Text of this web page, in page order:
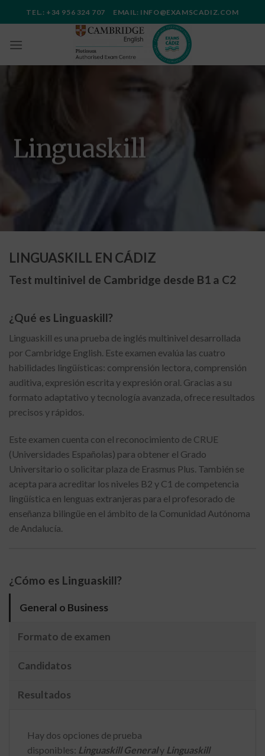
al
TEL.: +34 956 324 707 EMAIL: INFO@EXAMSCADIZ.COM
Linguaskill
LINGUASKILL EN CÁDIZ
Test multinivel de Cambridge desde B1 a C2
¿Qué es Linguaskill?
Linguaskill es una prueba de inglés multinivel desarrollada
por Cambridge English. Este examen evalúa las cuatro
habilidades lingüísticas: comprensión lectora, comprensión
auditiva, expresión escrita y expresión oral. Gracias a su
formato adaptativo y tecnología avanzada, ofrece resultados
precisos y rápidos.
Este examen cuenta con el reconocimiento de CRUE
(Universidades Españolas) para obtener el Grado
Universitario o solicitar plaza de Erasmus Plus. También se
acepta para acreditar los niveles B2 y C1 de competencia
lingüística en lenguas extranjeras para el profesorado de
enseñanza bilingüe en el ámbito de la Comunidad Autónoma
de Andalucía.
¿Cómo es Linguaskill?
General o Business
Formato de examen
Candidatos
Resultados
Hay dos opciones de prueba
disponibles: Linguaskill Generaly Linguaskill